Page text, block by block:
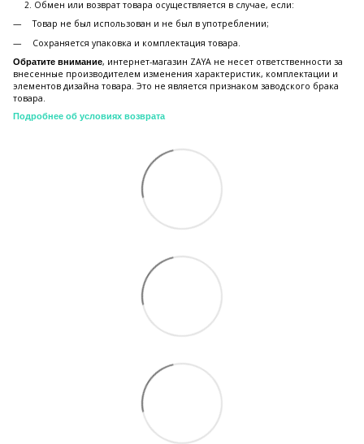
Обмен или возврат товара осуществляется в случае, если:
Товар не был использован и не был в употреблении;
Сохраняется упаковка и комплектация товара.
Обратите внимание, интернет-магазин ZAYA не несет ответственности за
внесенные производителем изменения характеристик, комплектации и
элементов дизайна товара. Это не является признаком заводского брака
товара.
Подробнее об условиях возврата